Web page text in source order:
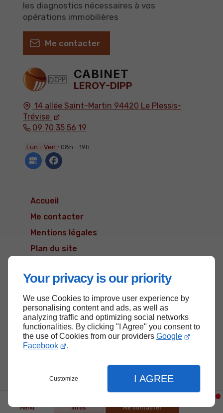
Your privacy is our priority
We use Cookies to improve user experience by
personalising content and ads, as well as
analyzing traffic and optimizing social networks
functionalities. By clicking "I Agree" you consent to
the use of Cookies from our providers Google
Facebook
.
Customize I AGREE
Menu Infos Me contacter
CABINET
LEROY-DIPP
14 allée Saint-Martin 94420 Le Plessis-
Trévise
09 70 35 56 19
Lun - Ven : 08h - 19h
Accueil
Me contacter
Mentions légales
Plan du site
les diagnostics nécessaires à vos
opérations immobilières
Me contacter
Haut de page